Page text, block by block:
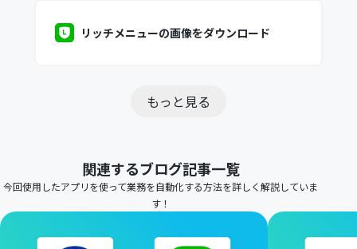
リッチメニューの画像をダウンロード
もっと見る
関連するブログ記事一覧
今回使用したアプリを使って業務を自動化する方法を詳しく解説していま
す！